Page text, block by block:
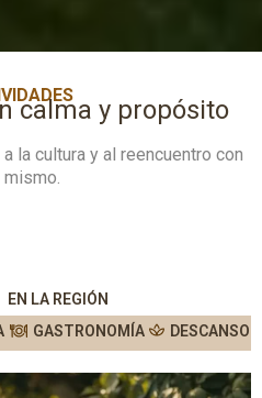
calma y propósito
la cultura y al reencuentro con
mismo.
EN LA REGIÓN
GASTRONOMÍA DESCANSO